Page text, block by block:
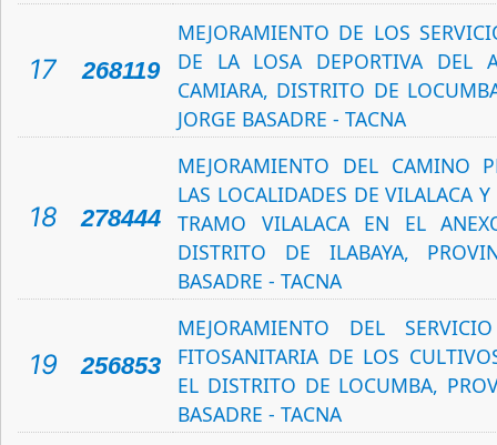
17 268119
MEJORAMIENTO DE LOS
DE LA LOSA DEPORTIVA DEL
CAMIARA, DISTRITO DE
JORGE BASADRE - TACNA
18 278444
MEJORAMIENTO DEL CAMINO
LAS LOCALIDADES DE VILALACA
TRAMO VILALACA EN EL
DISTRITO DE ILABAYA,
BASADRE - TACNA
19 256853
MEJORAMIENTO DEL
FITOSANITARIA DE LOS
EL DISTRITO DE LOCUMBA,
BASADRE - TACNA